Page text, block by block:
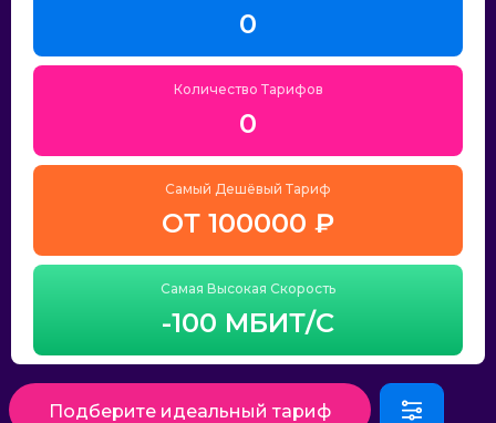
0
Количество Тарифов
0
Самый Дешёвый Тариф
ОТ 100000 ₽
Самая Высокая Скорость
-100 МБИТ/С
Подберите идеальный тариф